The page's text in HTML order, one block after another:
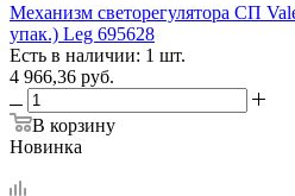
Механизм светорегулятора СП
упак.) Leg 695628
Есть в наличии: 1 шт.
4 966,36 руб.
В корзину
Новинка